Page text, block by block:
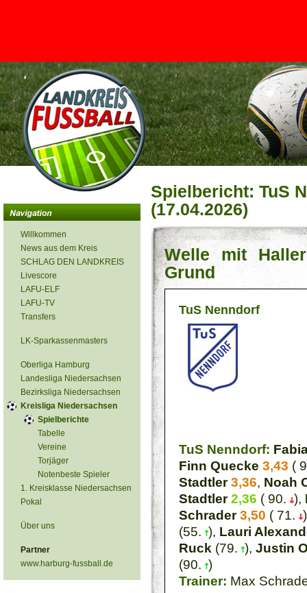
<
Willkommen
News aus dem Kreis
SCHLAG DEN LANDKREIS
Livescore
LAFU-ELF
LAFU-TV
Transfers
LK-Sparkassenmasters
Oberliga Hamburg
Landesliga Niedersachsen
Bezirksliga Niedersachsen
Kreisliga Niedersachsen
Spielberichte
Tabelle
Vereine
Torjäger
Notenbeste Spieler
1. Kreisklasse Niedersachsen
Pokal
Über uns
Partner
www.harburg-fussball.de
Spielbericht: TuS
(17.04.2026)
Welle mit
Grund
TuS Nenndorf
TuS Nenndorf:
Finn Quecke 3,43 (
Stadtler 3,36, Noah
Stadtler 2,36 ( 90. ),
Schrader 3,50 ( 71.
(55. ), Lauri
Ruck (79. ), Justin
(90. )
Trainer: Max